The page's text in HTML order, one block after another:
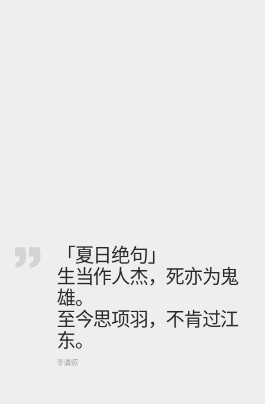
「夏日绝句」
生当作人杰，死亦为鬼
雄。
至今思项羽，不肯过江
东。
李清照